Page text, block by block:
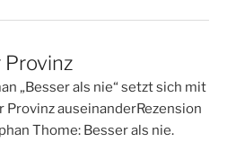
„Besser als nie“ setzt sich mit
auseinanderRezension
Thome: Besser als nie.